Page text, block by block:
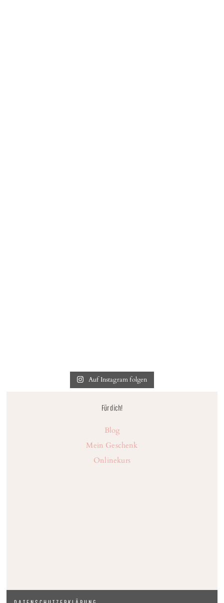
Auf Instagram folgen
Für dich!
Blog
Mein Geschenk
Onlinekurs